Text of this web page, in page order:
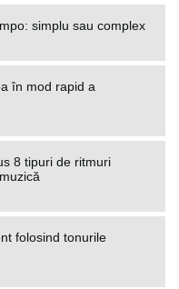
simplu sau complex
în mod rapid a
8 tipuri de ritmuri
folosind tonurile